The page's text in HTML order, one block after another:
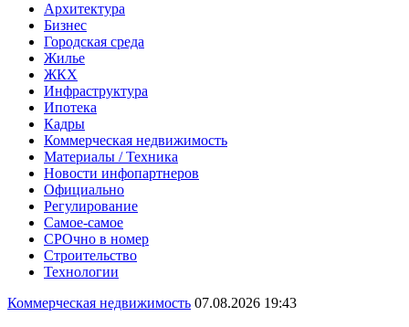
Архитектура
Бизнес
Городская среда
Жилье
ЖКХ
Инфраструктура
Ипотека
Кадры
Коммерческая недвижимость
Материалы / Техника
Новости инфопартнеров
Официально
Регулирование
Самое-самое
СРОчно в номер
Строительство
Технологии
Коммерческая недвижимость 07.08.2026 19:43